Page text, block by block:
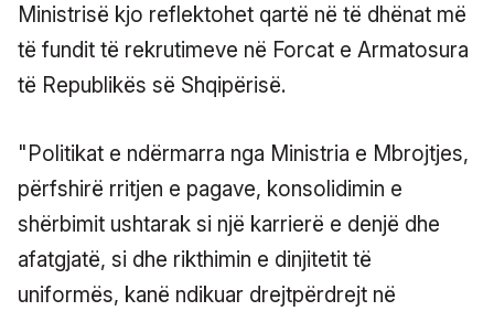
Ministrisë kjo reflektohet qartë në të dhënat më
të fundit të rekrutimeve në Forcat e Armatosura
të Republikës së Shqipërisë.
"Politikat e ndërmarra nga Ministria e Mbrojtjes,
përfshirë rritjen e pagave, konsolidimin e
shërbimit ushtarak si një karrierë e denjë dhe
afatgjatë, si dhe rikthimin e dinjitetit të
uniformës, kanë ndikuar drejtpërdrejt në